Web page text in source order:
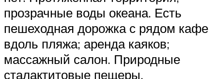
прозрачные воды океана. Есть
пешеходная дорожка с рядом кафе
вдоль пляжа; аренда каяков;
массажный салон. Природные
сталактитовые пещеры,